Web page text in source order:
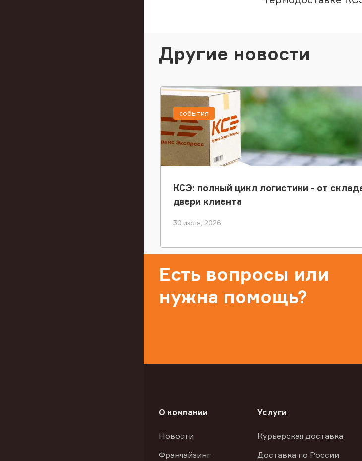
Другие новости
КСЭ: полный цикл логистики - от
двери клиента
30 июля, 2026
события
Есть вопросы или
нужна помощь?
О компании
Новости
Франчайзинг
Услуги
Курьерская доставка
Доставка по России